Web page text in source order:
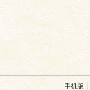
手机版